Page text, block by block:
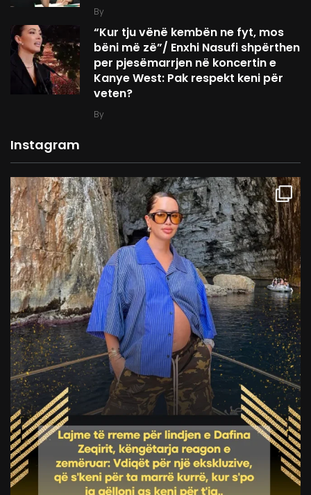
By
“Kur tju vënë kembën ne fyt, mos
bëni më zë”/ Enxhi Nasufi shpërthen
per pjesëmarrjen në koncertin e
Kanye West: Pak respekt keni për
veten?
By
Instagram